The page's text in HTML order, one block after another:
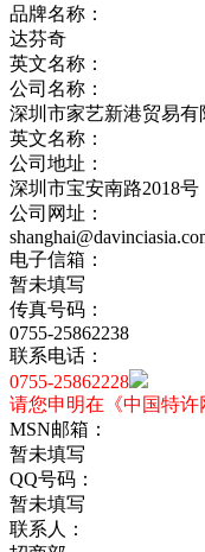
品牌名称：
达芬奇
英文名称：
公司名称：
深圳市家艺新港贸易有
英文名称：
公司地址：
深圳市宝安南路2018号
公司网址：
电子信箱：
暂未填写
传真号码：
0755-25862238
联系电话：
0755-25862228
请您申明在《中国特许
MSN邮箱：
暂未填写
QQ号码：
暂未填写
联系人：